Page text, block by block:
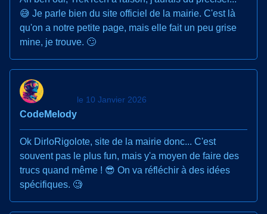
😅 Je parle bien du site officiel de la mairie. C'est là
qu'on a notre petite page, mais elle fait un peu grise
mine, je trouve. 🙄
CodeMelody
le 10 Janvier 2026
Ok DirloRigolote, site de la mairie donc... C'est
souvent pas le plus fun, mais y'a moyen de faire des
trucs quand même ! 😎 On va réfléchir à des idées
spécifiques. 🧐